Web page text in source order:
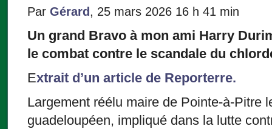
Par Gérard , 25 mars 2026 16 h 41 min
Un grand Bravo à mon ami Harry
le combat contre le scandale du
Extrait d’un article de Reporterre.
Largement réélu maire de Pointe-à-Pitre
guadeloupéen, impliqué dans la lutte